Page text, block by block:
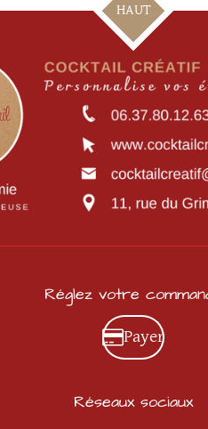
HAUT
Réglez votre
Payer
Réseaux sociaux